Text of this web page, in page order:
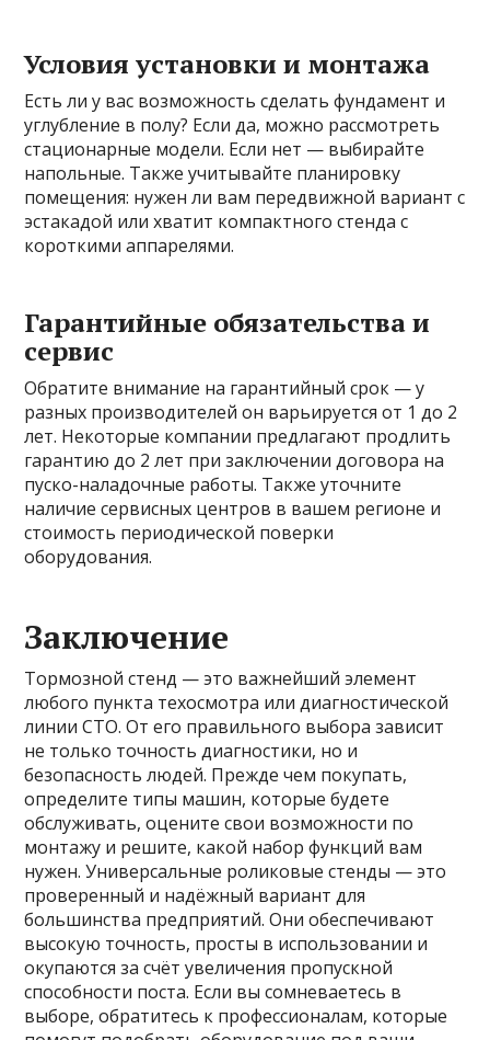
Условия установки и монтажа
Есть ли у вас возможность сделать фундамент и
углубление в полу? Если да, можно рассмотреть
стационарные модели. Если нет — выбирайте
напольные. Также учитывайте планировку
помещения: нужен ли вам передвижной вариант с
эстакадой или хватит компактного стенда с
короткими аппарелями.
Гарантийные обязательства и
сервис
Обратите внимание на гарантийный срок — у
разных производителей он варьируется от 1 до 2
лет. Некоторые компании предлагают продлить
гарантию до 2 лет при заключении договора на
пуско-наладочные работы. Также уточните
наличие сервисных центров в вашем регионе и
стоимость периодической поверки
оборудования.
Заключение
Тормозной стенд — это важнейший элемент
любого пункта техосмотра или диагностической
линии СТО. От его правильного выбора зависит
не только точность диагностики, но и
безопасность людей. Прежде чем покупать,
определите типы машин, которые будете
обслуживать, оцените свои возможности по
монтажу и решите, какой набор функций вам
нужен. Универсальные роликовые стенды — это
проверенный и надёжный вариант для
большинства предприятий. Они обеспечивают
высокую точность, просты в использовании и
окупаются за счёт увеличения пропускной
способности поста. Если вы сомневаетесь в
выборе, обратитесь к профессионалам, которые